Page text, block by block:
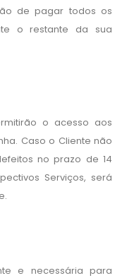
de pagar todos os
o restante da sua
o acesso aos
Caso o Cliente não
no prazo de 14
Serviços, será
e necessária para